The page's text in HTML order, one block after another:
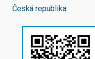
Česká republika